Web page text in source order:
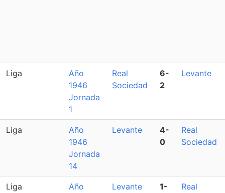
Liga
Año
1946
Jornada
1
Real
Sociedad
6-
2
Levante
Liga
Año
1946
Jornada
14
Levante
4-
0
Real
Sociedad
Liga
Año
Levante
1-
Real